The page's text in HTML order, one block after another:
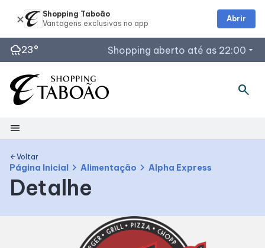
rainy23° Shopping aberto até as 22:00 arrow_drop_down
Horários de Funcionamento
Lojas
Acessar todos os horários
search
menu
Shopping
Mapa interno
Facilidades
arrow_backVoltar
Página Inicial chevron_right Alimentação chevron_right Alpha Express
Detalhe
Shopping Taboão
Abrir